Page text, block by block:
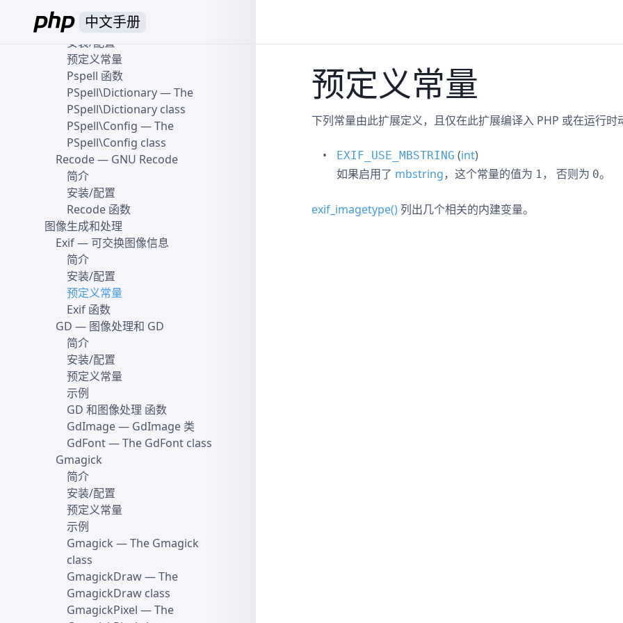
中文手册
预定义常量
下列常量由此扩展定义，且仅在此扩展编译入 PHP 或在运行时
EXIF_USE_MBSTRING (int)
如果启用了 mbstring，这个常量的值为 1， 否则为 0。
exif_imagetype() 列出几个相关的内建变量。
简介
安装/配置
预定义常量
Pspell 函数
PSpell\Dictionary— The
PSpell\Dictionary class
PSpell\Config — The
PSpell\Config class
Recode— GNU Recode
简介
安装/配置
Recode 函数
图像生成和处理
Exif— 可交换图像信息
简介
安装/配置
预定义常量
Exif 函数
GD — 图像处理和 GD
简介
安装/配置
预定义常量
示例
GD 和图像处理 函数
GdImage— GdImage 类
GdFont— The GdFont class
Gmagick
简介
安装/配置
预定义常量
示例
Gmagick — The Gmagick
class
GmagickDraw— The
GmagickDraw class
GmagickPixel — The